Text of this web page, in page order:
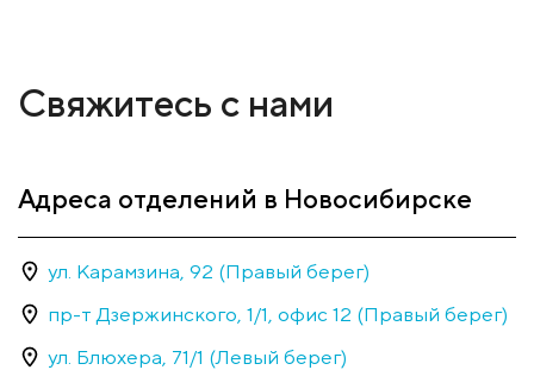
Свяжитесь с нами
Адреса отделений в Новосибирске
ул. Карамзина, 92 (Правый берег)
пр-т Дзержинского, 1/1, офис 12 (Правый берег)
ул. Блюхера, 71/1 (Левый берег)